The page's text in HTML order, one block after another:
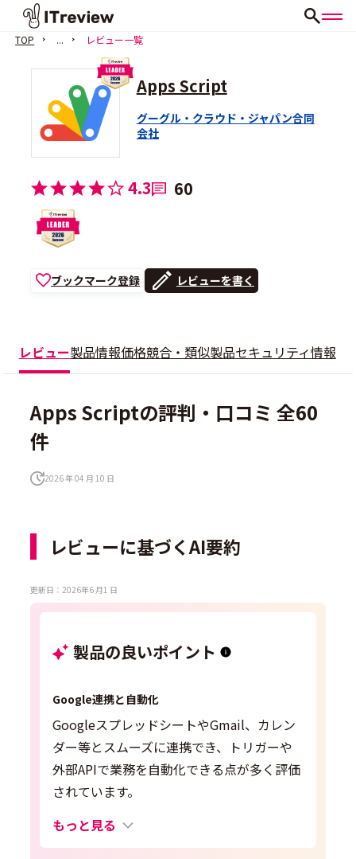
TOP ... レビュー一覧
Apps Script
グーグル・クラウド・ジャパン合同
会社
4.3 60
ブックマーク登録 レビューを書く
レビュー製品情報価格競合・類似製品セキュリティ情報
Apps Scriptの評判・口コミ 全60
件
2026 年 04 月 10 日
レビューに基づくAI要約
更新日：2026年6 月1 日
製品の良いポイント
Google連携と自動化
GoogleスプレッドシートやGmail、カレン
ダー等とスムーズに連携でき、トリガーや
外部APIで業務を自動化できる点が多く評価
されています。
もっと見る